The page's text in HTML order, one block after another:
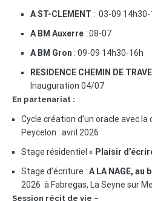
A ST-CLEMENT : 03-09 14h30-
A BM Auxerre : 08-07
A BM Gron : 09-09 14h30-16h
RESIDENCE CHEMIN DE
Inauguration 04/07
En partenariat :
Cycle création d’un oracle avec
Peycelon : avril 2026
Stage résidentiel « Plaisir
Stage d’écriture : A LA NAGE, au
2026 à Fabregas, La Seyne sur
Session récit de vie –